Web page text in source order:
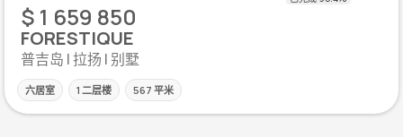
$ 1 659 850
FORESTIQUE
普吉岛 | 拉扬 | 别墅
六居室 1 二层楼 567 平米